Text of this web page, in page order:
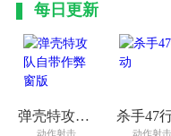
每日更新
弹壳特攻队自带作弊窗版
动作射击
杀手47
动作射击